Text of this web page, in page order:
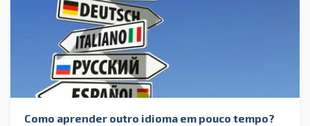
Como aprender outro idioma em pouco tempo?